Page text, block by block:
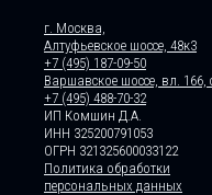
г. Москва,
Алтуфьевское шоссе, 48к3
+7 (495) 187-09-50
Варшавское шоссе, вл. 166,
+7 (495) 488-70-32
ИП Комшин Д.А.
ИНН 325200791053
ОГРН 321325600033122
Политика обработки
персональных данных